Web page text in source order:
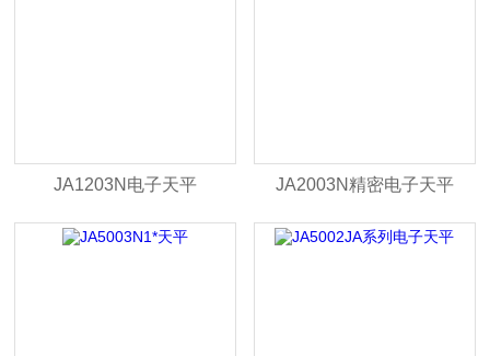
JA1203N电子天平 JA2003N精密电子天平